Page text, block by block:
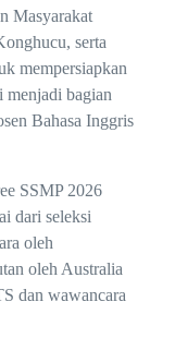
Masyarakat
serta
mempersiapkan
menjadi bagian
Bahasa Inggris
SSMP 2026
dari seleksi
oleh
oleh Australia
dan wawancara